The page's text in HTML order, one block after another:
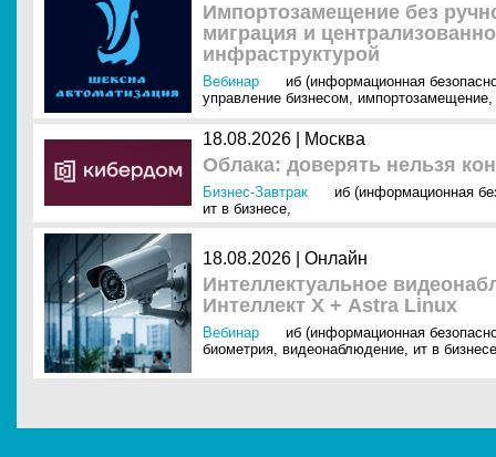
Импортозамещение без
миграция и
инфраструктурой
Вебинар
иб (информационная
управление бизнесом, импортозамещение,
18.08.2026 | Москва
Облака: доверять нельзя
Бизнес-Завтрак
иб (информационная
ит в бизнесе,
18.08.2026 | Онлайн
Интеллектуальное
Интеллект Х + Astra Linux
Вебинар
иб (информационная
биометрия, видеонаблюдение, ит в бизнесе